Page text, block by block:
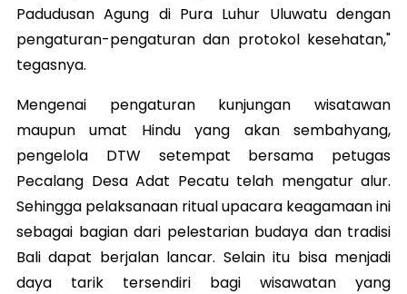
Padudusan Agung di Pura Luhur Uluwatu dengan
pengaturan-pengaturan dan protokol kesehatan,"
tegasnya.
Mengenai pengaturan kunjungan wisatawan
maupun umat Hindu yang akan sembahyang,
pengelola DTW setempat bersama petugas
Pecalang Desa Adat Pecatu telah mengatur alur.
Sehingga pelaksanaan ritual upacara keagamaan ini
sebagai bagian dari pelestarian budaya dan tradisi
Bali dapat berjalan lancar. Selain itu bisa menjadi
daya tarik tersendiri bagi wisawatan yang